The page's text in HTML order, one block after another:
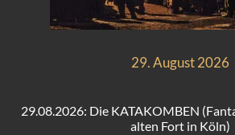
29. August 2026
29.08.2026: Die KATAKOMBEN
alten Fort in Köln)